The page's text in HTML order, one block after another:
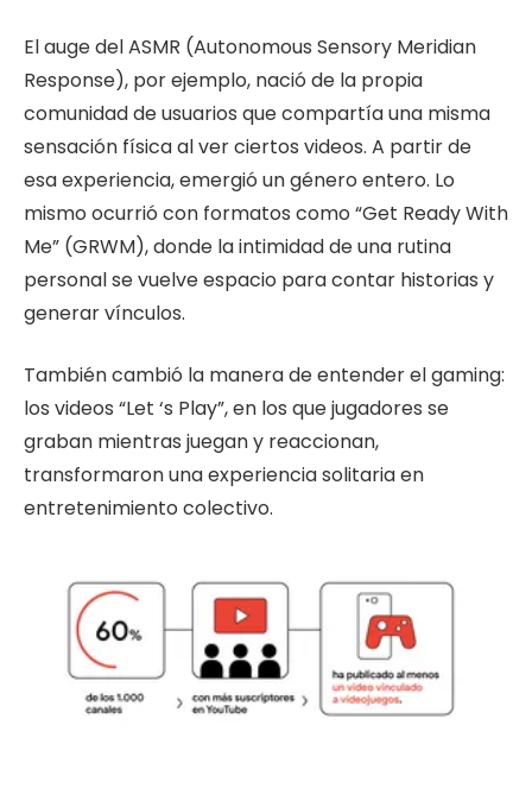
El auge del ASMR (Autonomous Sensory Meridian
Response), por ejemplo, nació de la propia
comunidad de usuarios que compartía una misma
sensación física al ver ciertos videos. A partir de
esa experiencia, emergió un género entero. Lo
mismo ocurrió con formatos como “Get Ready With
Me” (GRWM), donde la intimidad de una rutina
personal se vuelve espacio para contar historias y
generar vínculos.
También cambió la manera de entender el gaming:
los videos “Let ‘s Play”, en los que jugadores se
graban mientras juegan y reaccionan,
transformaron una experiencia solitaria en
entretenimiento colectivo.